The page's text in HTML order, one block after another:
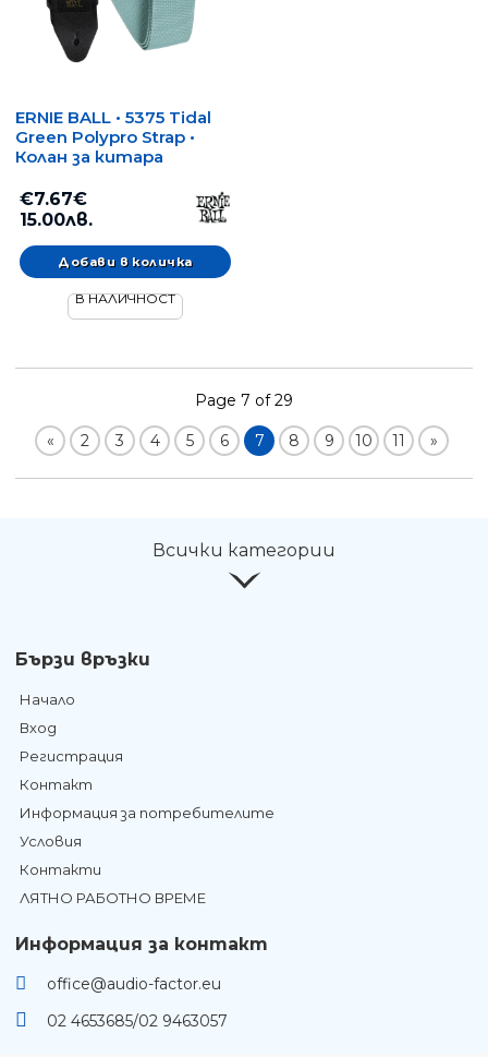
ERNIE BALL • 5375 Tidal
Green Polypro Strap •
Колан за китара
€7.67€
15.00лв.
В НАЛИЧНОСТ
Page 7 of 29
« 2 3 4 5 6 7 8 9 10 11 »
Всички категории
Бързи връзки
Начало
Вход
Регистрация
Контакт
Информация за потребителите
Условия
Контакти
ЛЯТНО РАБОТНО ВРЕМЕ
Информация за контакт
office@audio-factor.eu
02 4653685/02 9463057